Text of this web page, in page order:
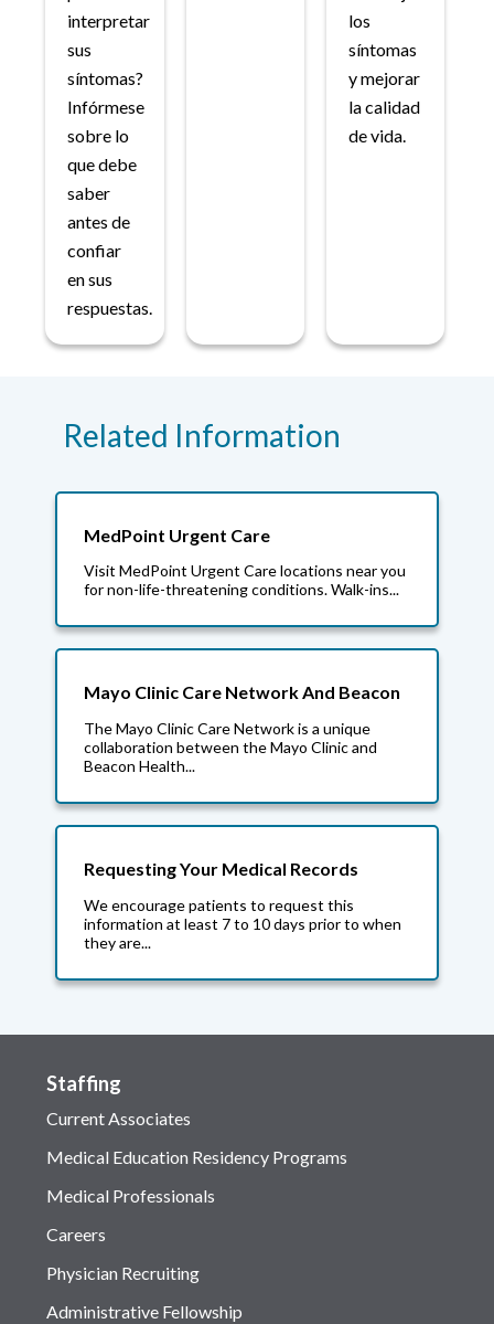
interpretar
sus
síntomas?
Infórmese
sobre lo
que debe
saber
antes de
confiar
en sus
respuestas.
los
síntomas
y mejorar
la calidad
de vida.
Related Information
MedPoint Urgent Care
Visit MedPoint Urgent Care locations near you
for non-life-threatening conditions. Walk-ins...
Mayo Clinic Care Network And Beacon
The Mayo Clinic Care Network is a unique
collaboration between the Mayo Clinic and
Beacon Health...
Requesting Your Medical Records
We encourage patients to request this
information at least 7 to 10 days prior to when
they are...
Staffing
Current Associates
Medical Education Residency Programs
Medical Professionals
Careers
Physician Recruiting
Administrative Fellowship